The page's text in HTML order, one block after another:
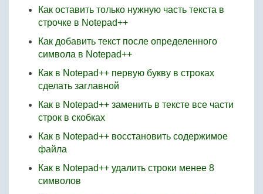
Как оставить только нужную часть текста в
строчке в Notepad++
Как добавить текст после определенного
символа в Notepad++
Как в Notepad++ первую букву в строках
сделать заглавной
Как в Notepad++ заменить в тексте все части
строк в скобках
Как в Notepad++ восстановить содержимое
файла
Как в Notepad++ удалить строки менее 8
символов